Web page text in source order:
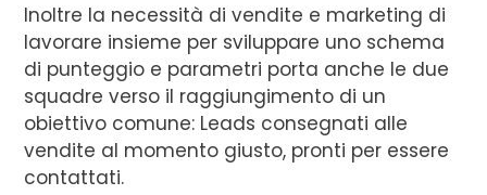
Inoltre la necessità di vendite e marketing di
lavorare insieme per sviluppare uno schema
di punteggio e parametri porta anche le due
squadre verso il raggiungimento di un
obiettivo comune: Leads consegnati alle
vendite al momento giusto, pronti per essere
contattati.